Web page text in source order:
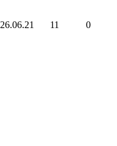
26.06.21 11 0